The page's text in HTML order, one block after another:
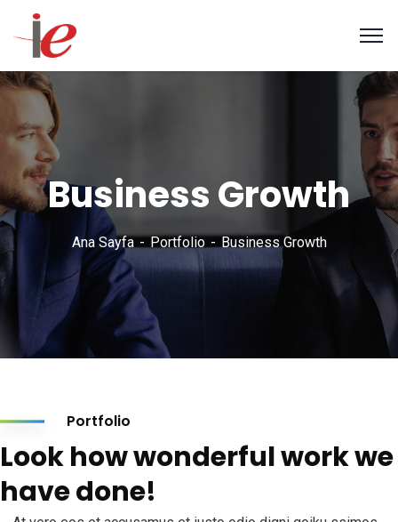
Business Growth
Ana Sayfa Portfolio Business Growth
Portfolio
Look how wonderful work we
have done!